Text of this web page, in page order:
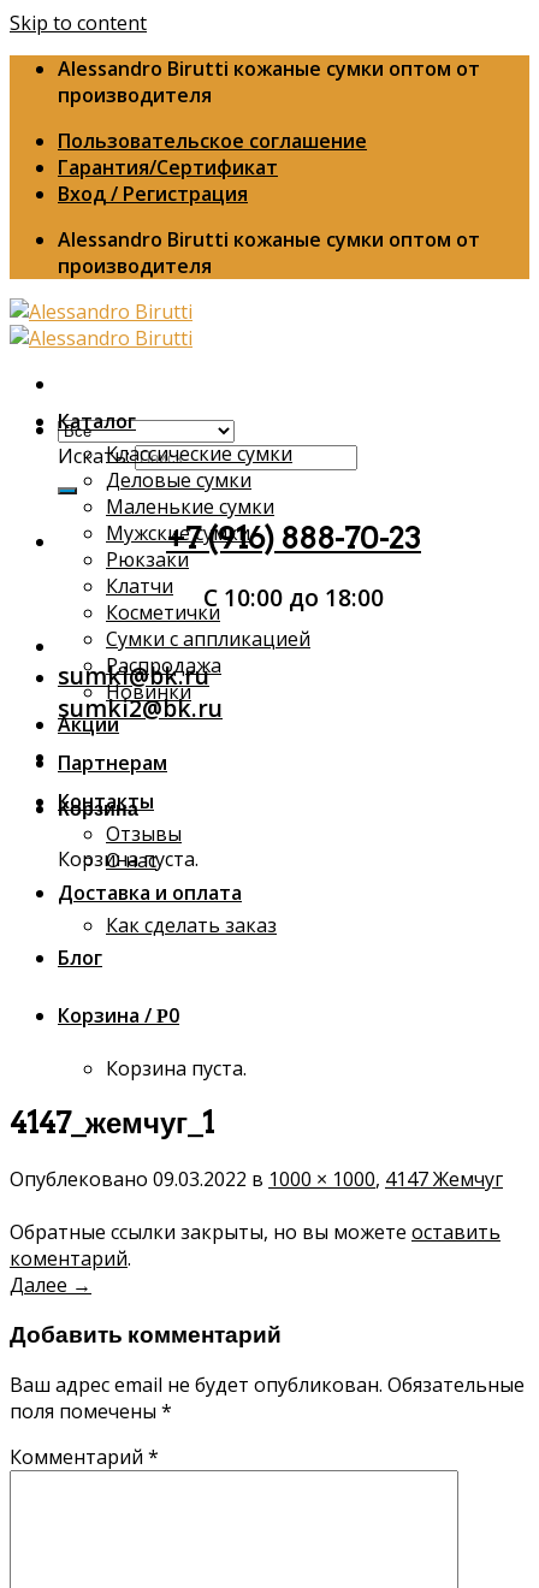
Skip to content
Alessandro Birutti кожаные сумки оптом от
производителя
Пользовательское соглашение
Гарантия/Сертификат
Вход / Регистрация
Alessandro Birutti кожаные сумки оптом от
производителя
Искать:
+7 (916) 888-70-23
С 10:00 до 18:00
sumki@bk.ru
sumki2@bk.ru
Корзина
Корзина пуста.
Каталог
Классические сумки
Деловые сумки
Маленькие сумки
Мужские сумки
Рюкзаки
Клатчи
Косметички
Сумки с аппликацией
Распродажа
Новинки
Акции
Партнерам
Контакты
Отзывы
О нас
Доставка и оплата
Как сделать заказ
Блог
Корзина / Р0
Корзина пуста.
4147_жемчуг_1
Опублековано 09.03.2022 в 1000 × 1000, 4147 Жемчуг
Обратные ссылки закрыты, но вы можете оставить
коментарий.
Далее →
Добавить комментарий
Ваш адрес email не будет опубликован. Обязательные
поля помечены *
Комментарий *